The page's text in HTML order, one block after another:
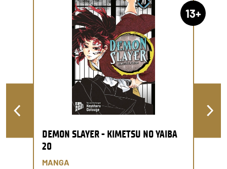
13+
DEMON SLAYER - KIMETSU NO YAIBA
20
MANGA